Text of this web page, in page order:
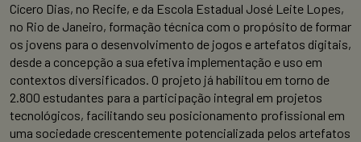
Cícero Dias, no Recife, e da Escola Estadual José Leite Lopes,
no Rio de Janeiro, formação técnica com o propósito de formar
os jovens para o desenvolvimento de jogos e artefatos digitais,
desde a concepção a sua efetiva implementação e uso em
contextos diversificados. O projeto já habilitou em torno de
2.800 estudantes para a participação integral em projetos
tecnológicos, facilitando seu posicionamento profissional em
uma sociedade crescentemente potencializada pelos artefatos